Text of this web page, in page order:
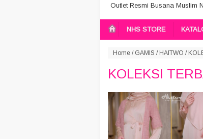
Outlet Resmi Busana Muslim
NHS STORE
Home / GAMIS / HAITWO /
KOLEKSI